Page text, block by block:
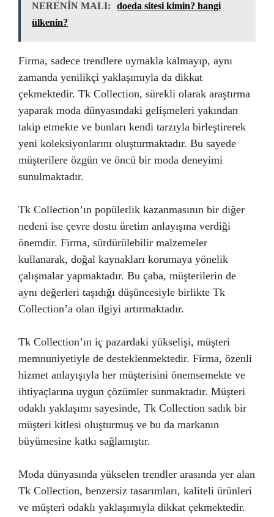
NERENİN MALI:
doeda sitesi kimin? hangi
ülkenin?
Firma, sadece trendlere uymakla kalmayıp, aynı
zamanda yenilikçi yaklaşımıyla da dikkat
çekmektedir. Tk Collection, sürekli olarak araştırma
yaparak moda dünyasındaki gelişmeleri yakından
takip etmekte ve bunları kendi tarzıyla birleştirerek
yeni koleksiyonlarını oluşturmaktadır. Bu sayede
müşterilere özgün ve öncü bir moda deneyimi
sunulmaktadır.
Tk Collection’ın popülerlik kazanmasının bir diğer
nedeni ise çevre dostu üretim anlayışına verdiği
önemdir. Firma, sürdürülebilir malzemeler
kullanarak, doğal kaynakları korumaya yönelik
çalışmalar yapmaktadır. Bu çaba, müşterilerin de
aynı değerleri taşıdığı düşüncesiyle birlikte Tk
Collection’a olan ilgiyi artırmaktadır.
Tk Collection’ın iç pazardaki yükselişi, müşteri
memnuniyetiyle de desteklenmektedir. Firma, özenli
hizmet anlayışıyla her müşterisini önemsemekte ve
ihtiyaçlarına uygun çözümler sunmaktadır. Müşteri
odaklı yaklaşımı sayesinde, Tk Collection sadık bir
müşteri kitlesi oluşturmuş ve bu da markanın
büyümesine katkı sağlamıştır.
Moda dünyasında yükselen trendler arasında yer alan
Tk Collection, benzersiz tasarımları, kaliteli ürünleri
ve müşteri odaklı yaklaşımıyla dikkat çekmektedir.